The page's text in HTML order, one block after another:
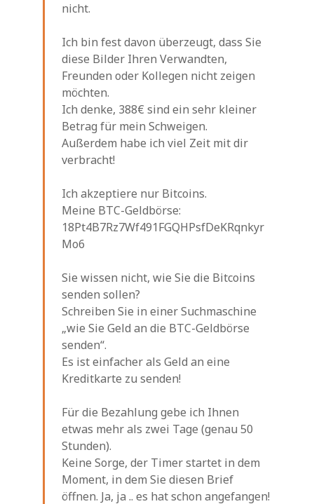
nicht.
Ich bin fest davon überzeugt, dass Sie
diese Bilder Ihren Verwandten,
Freunden oder Kollegen nicht zeigen
möchten.
Ich denke, 388€ sind ein sehr kleiner
Betrag für mein Schweigen.
Außerdem habe ich viel Zeit mit dir
verbracht!
Ich akzeptiere nur Bitcoins.
Meine BTC-Geldbörse:
18Pt4B7Rz7Wf491FGQHPsfDeKRqnkyr
Mo6
Sie wissen nicht, wie Sie die Bitcoins
senden sollen?
Schreiben Sie in einer Suchmaschine
„wie Sie Geld an die BTC-Geldbörse
senden“.
Es ist einfacher als Geld an eine
Kreditkarte zu senden!
Für die Bezahlung gebe ich Ihnen
etwas mehr als zwei Tage (genau 50
Stunden).
Keine Sorge, der Timer startet in dem
Moment, in dem Sie diesen Brief
öffnen. Ja, ja .. es hat schon angefangen!